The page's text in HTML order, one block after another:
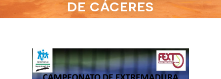
DE CÁCERES